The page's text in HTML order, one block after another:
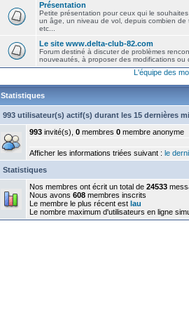
Présentation
Petite présentation pour ceux qui le
un âge, un niveau de vol, depuis combien de
etc...
Le site www.delta-club-82.com
Forum destiné à discuter de problèmes
nouveautés, à proposer des modifications ou
L'équipe des
Statistiques
993 utilisateur(s) actif(s) durant les 15 dernières
993 invité(s), 0 membres 0 membre anonyme
Afficher les informations triées suivant : le
Statistiques
Nos membres ont écrit un total de 24533
Nous avons 608 membres inscrits
Le membre le plus récent est lau
Le nombre maximum d'utilisateurs en ligne